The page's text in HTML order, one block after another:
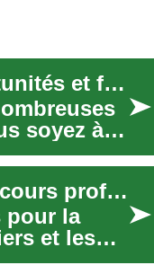
Les emplois de nettoyage en France : opportunités et formation
soyez à la
Travailler en Suisse : emplois, salaires et parcours professionnels
pour la
et les